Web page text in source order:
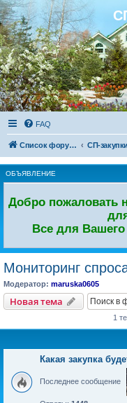
Регистрация
FAQ
Список форумов
ОБЪЯВЛЕНИЕ
Добро пожаловать
Все для
Мониторинг
Модератор: maruska0605
Новая тема
Новаятема
1
Какая закупка
Последнее сообщение